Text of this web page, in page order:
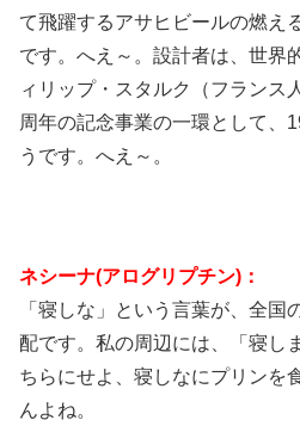
て飛躍するアサヒビールの燃え
です。へえ～。設計者は、世界
ィリップ・スタルク（フランス
周年の記念事業の一環として、
うです。へえ～。
ネシーナ(アログリプチン)：
「寝しな」という言葉が、全
配です。私の周辺には、「寝し
ちらにせよ、寝しなにプリンを
んよね。